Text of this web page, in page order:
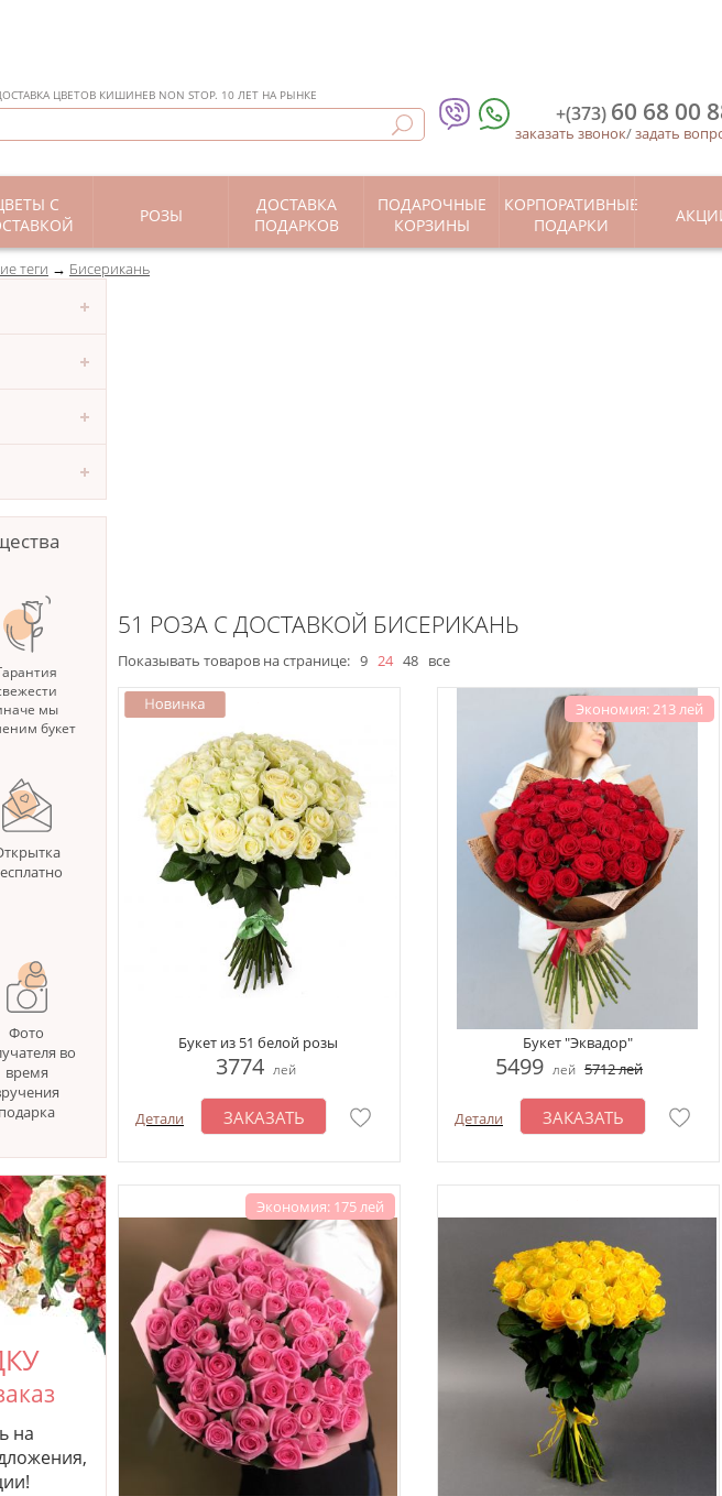
ЦВЕТОВ КИШИНЕВ NON STOP. 10 ЛЕТ НА РЫНКЕ
+(373) 60 68 00
заказать звонок/задать
С
РОЗЫ
ДОСТАВКА
ПОДАРКОВ
ПОДАРОЧНЫЕ
КОРЗИНЫ
КОРПОРАТИВНЫЕ
ПОДАРКИ
теги Бисерикань
мы
букет
Фото
во
время
подарка
на
51 РОЗА С ДОСТАВКОЙ БИСЕРИКАНЬ
Показывать товаров на странице: 9 24 48 все
Букет из 51 белой розы
3774 лей
Детали ЗАКАЗАТЬ
Экономия: 213 лей
Букет "Эквадор"
5499 лей 5712лей
Детали ЗАКАЗАТЬ
Экономия: 175 лей